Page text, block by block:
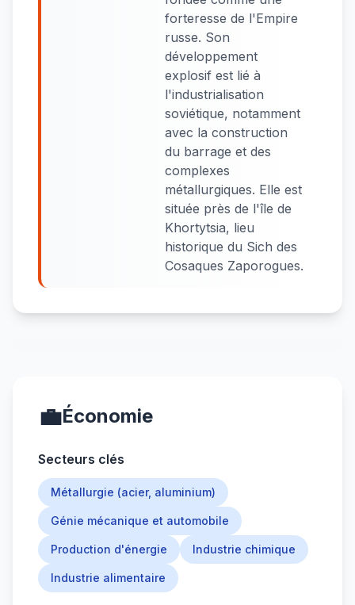
forteresse de l'Empire
russe. Son
développement
explosif est lié à
l'industrialisation
soviétique, notamment
avec la construction
du barrage et des
complexes
métallurgiques. Elle est
située près de l'île de
Khortytsia, lieu
historique du Sich des
Cosaques Zaporogues.
💼Économie
Secteurs clés
Métallurgie (acier, aluminium)
Génie mécanique et automobile
Production d'énergie Industrie chimique
Industrie alimentaire